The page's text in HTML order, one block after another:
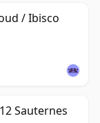
/ Ibisco
Sauternes